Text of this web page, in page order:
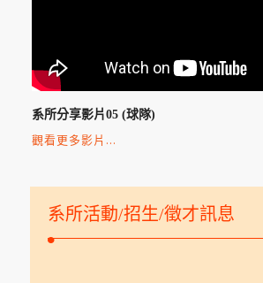
系所分享影片05 (球隊)
觀看更多影片…
系所活動/招生/徵才訊息